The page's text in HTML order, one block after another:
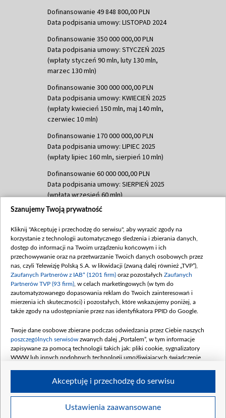
Dofinansowanie 49 848 800,00 PLN
Data podpisania umowy: LISTOPAD 2024
Dofinansowanie 350 000 000,00 PLN
Data podpisania umowy: STYCZEŃ 2025
(wpłaty styczeń 90 mln, luty 130 mln,
marzec 130 mln)
Dofinansowanie 300 000 000,00 PLN
Data podpisania umowy: KWIECIEŃ 2025
(wpłaty kwiecień 150 mln, maj 140 mln,
czerwiec 10 mln)
Dofinansowanie 170 000 000,00 PLN
Data podpisania umowy: LIPIEC 2025
(wpłaty lipiec 160 mln, sierpień 10 mln)
Dofinansowanie 60 000 000,00 PLN
Data podpisania umowy: SIERPIEŃ 2025
(wpłata wrzesień 60 mln)
Dofinansowanie 635 783 051,21 PLN
(wpłata wrzesień 100 mln, październik 350
mln, listopad 265 mln)
Dofinansowanie 48 862 000,00 PLN
Data podpisania umowy: GRUDZIEŃ 2025
(wpłata grudzień 60,548 mln)
Dofinansowanie 900 000 000,00 PLN
Data podpisania umowy: LUTY 2026 (wpłata
kwiecień 180 mln, 7 maja 180 mln, 8
czerwca 90 mln)
Dofinansowanie 250 000 000,00 PLN
4 sierpnia 250 mln
Szanujemy Twoją prywatność
Kliknij "Akceptuję i przechodzę do serwisu", aby wyrazić zgody na
korzystanie z technologii automatycznego śledzenia i zbierania danych,
dostęp do informacji na Twoim urządzeniu końcowym i ich
przechowywanie oraz na przetwarzanie Twoich danych osobowych przez
nas, czyli Telewizję Polską S.A. w likwidacji (zwaną dalej również „TVP”),
Zaufanych Partnerów z IAB* (1201 firm) oraz pozostałych Zaufanych
Partnerów TVP (93 firm) , w celach marketingowych (w tym do
zautomatyzowanego dopasowania reklam do Twoich zainteresowań i
mierzenia ich skuteczności) i pozostałych, które wskazujemy poniżej, a
także zgody na udostępnianie przez nas identyfikatora PPID do Google.
Twoje dane osobowe zbierane podczas odwiedzania przez Ciebie naszych
poszczególnych serwisów zwanych dalej „Portalem”, w tym informacje
zapisywane za pomocą technologii takich jak: pliki cookie, sygnalizatory
WWW lub innych podobnych technologii umożliwiających świadczenie
Twoje dane osobowe zbierane podczas odwiedzania przez Ciebie
Ustawienia zaawansowane
Akceptuję i przechodzę do serwisu